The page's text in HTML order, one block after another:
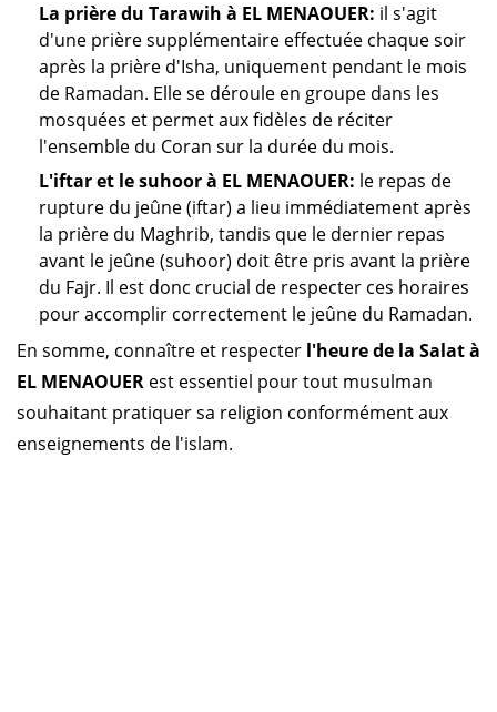
La prière du Tarawih à EL MENAOUER: il s'agit
d'une prière supplémentaire effectuée chaque soir
après la prière d'Isha, uniquement pendant le mois
de Ramadan. Elle se déroule en groupe dans les
mosquées et permet aux fidèles de réciter
l'ensemble du Coran sur la durée du mois.
L'iftar et le suhoor à EL MENAOUER: le repas de
rupture du jeûne (iftar) a lieu immédiatement après
la prière du Maghrib, tandis que le dernier repas
avant le jeûne (suhoor) doit être pris avant la prière
du Fajr. Il est donc crucial de respecter ces horaires
pour accomplir correctement le jeûne du Ramadan.
En somme, connaître et respecter l'heure de la Salat à
EL MENAOUER est essentiel pour tout musulman
souhaitant pratiquer sa religion conformément aux
enseignements de l'islam.